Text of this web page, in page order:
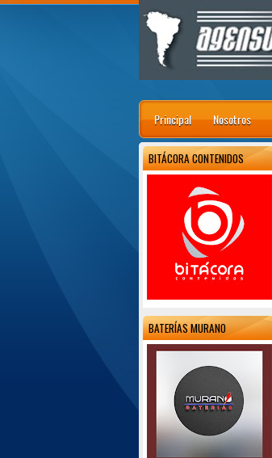
Principal Nosotros
BITÁCORA CONTENIDOS
BATERÍAS MURANO